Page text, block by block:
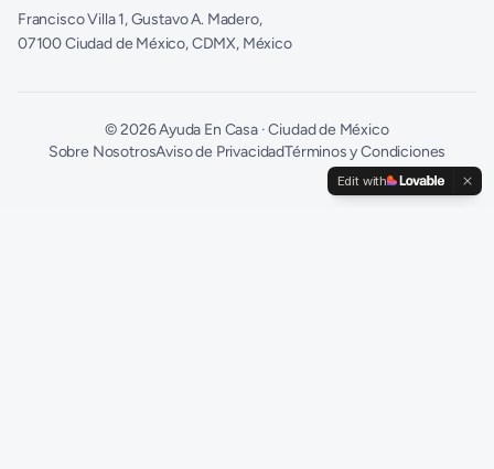
Francisco Villa 1, Gustavo A. Madero,
07100 Ciudad de México, CDMX, México
©2026Ayuda En Casa · Ciudad de México
Sobre NosotrosAviso de PrivacidadTérminos y Condiciones
Edit with